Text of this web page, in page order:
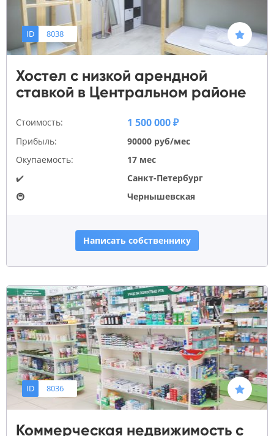
ID 8038
Хостел с низкой арендной
ставкой в Центральном районе
Стоимость: 1 500 000 ₽
Прибыль:
90000 руб/мес
Окупаемость:
17 мес
✔️
Санкт-Петербург
🚇
Чернышевская
Написать собственнику
ID 8036
Коммерческая недвижимость с